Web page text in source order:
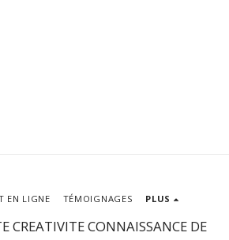
CREATIVITE CONNAISSANCE DE
EN LIGNE TÉMOIGNAGES PLUS